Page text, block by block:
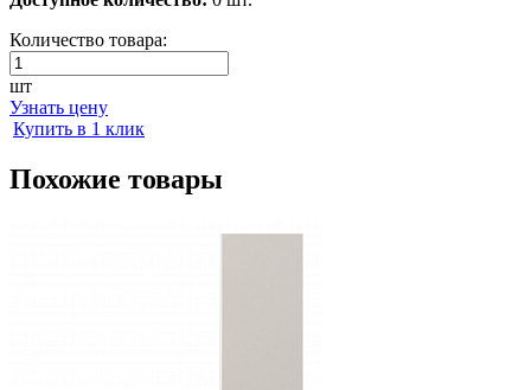
Количество товара:
шт
Узнать цену
Купить в 1 клик
Похожие товары